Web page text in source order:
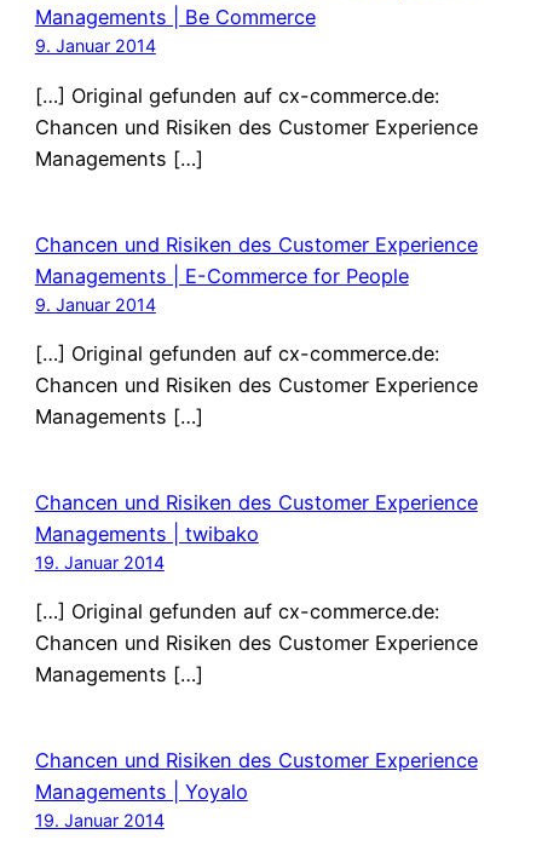
Managements | Be Commerce
9. Januar 2014
[…] Original gefunden auf cx-commerce.de:
Chancen und Risiken des Customer Experience
Managements […]
Chancen und Risiken des Customer Experience
Managements | E-Commerce for People
9. Januar 2014
[…] Original gefunden auf cx-commerce.de:
Chancen und Risiken des Customer Experience
Managements […]
Chancen und Risiken des Customer Experience
Managements | twibako
19. Januar 2014
[…] Original gefunden auf cx-commerce.de:
Chancen und Risiken des Customer Experience
Managements […]
Chancen und Risiken des Customer Experience
Managements | Yoyalo
19. Januar 2014